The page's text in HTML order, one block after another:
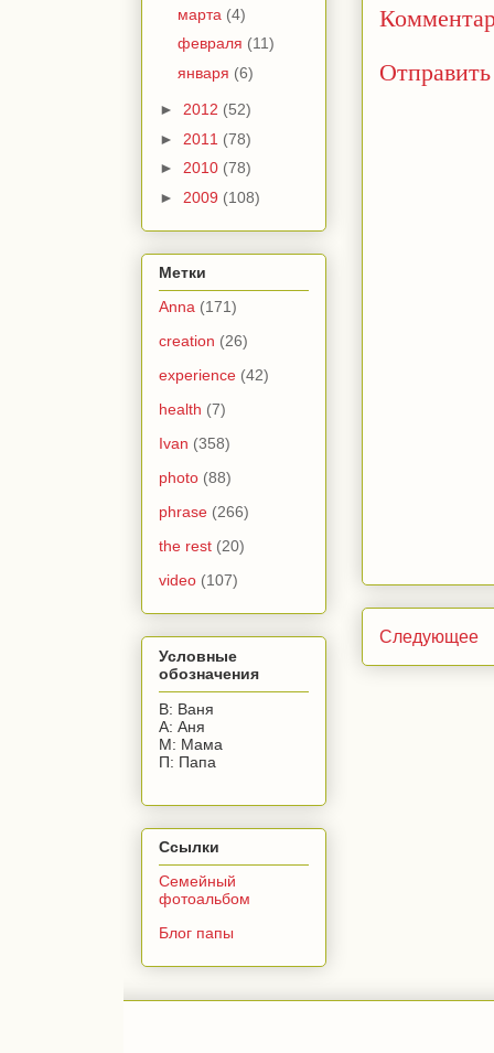
Следующее
марта (4)
февраля (11)
января (6)
► 2012 (52)
► 2011 (78)
► 2010 (78)
► 2009 (108)
Метки
Anna (171)
creation (26)
experience (42)
health (7)
Ivan (358)
photo (88)
phrase (266)
the rest (20)
video (107)
Условные
обозначения
В: Ваня
А: Аня
М: Мама
П: Папа
Ссылки
Семейный
фотоальбом
Блог папы